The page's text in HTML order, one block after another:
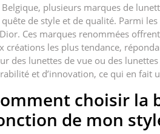
Belgique, plusieurs marques de
quête de style et de qualité. Parmi
Ces marques renommées
créations les plus tendance,
des lunettes de vue ou des
et d’innovation, ce qui en fait
choisir la
de mon